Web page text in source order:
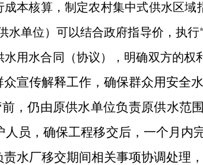
本核算，制定农村集中式供水区域
水单位）可以结合政府指导价，执行“
用水合同（协议），明确双方的权
宣传解释工作，确保群众用安全水
，仍由原供水单位负责原供水范
员，确保工程移交后，一个月内
水厂移交期间相关事项协调处理